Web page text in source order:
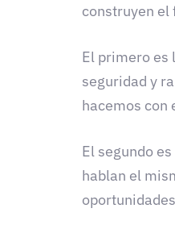
construyen el
El primero es
seguridad y
hacemos con
El segundo es
hablan el